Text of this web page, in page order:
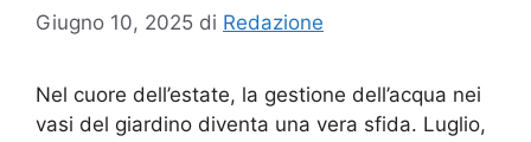
Giugno 10, 2025 di Redazione
Nel cuore dell’estate, la gestione dell’acqua nei
vasi del giardino diventa una vera sfida. Luglio,